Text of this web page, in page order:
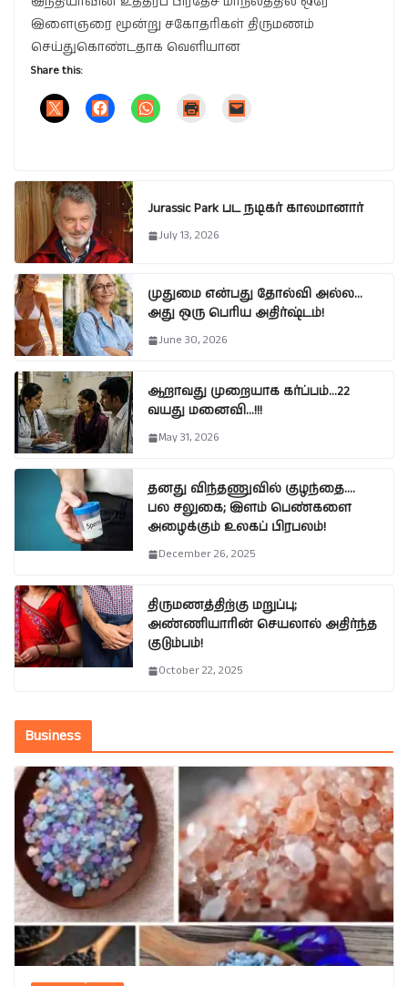
இளைஞரை மூன்று சகோதரிகள் திருமணம்
செய்துகொண்டதாக வெளியான
Share this:
Jurassic Park பட நடிகர் காலமானார்
July 13, 2026
முதுமை என்பது தோல்வி அல்ல…
அது ஒரு பெரிய அதிர்ஷ்டம்!
June 30, 2026
ஆறாவது முறையாக கர்ப்பம்…22
வயது மனைவி…!!!
May 31, 2026
தனது விந்தணுவில் குழந்தை….
பல சலுகை; இளம் பெண்களை
அழைக்கும் உலகப் பிரபலம்!
December 26, 2025
திருமணத்திற்கு மறுப்பு;
அண்ணியாரின் செயலால் அதிர்ந்த
குடும்பம்!
October 22, 2025
Business